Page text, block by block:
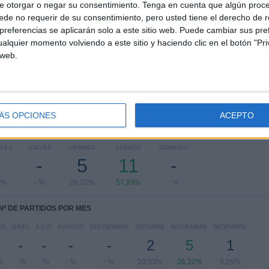
otorgar o negar su consentimiento. Tenga en cuenta que algún
no requerir de su consentimiento, pero usted tiene el derecho de
se aplicarán solo a este sitio web. Puede cambiar sus
momento volviendo a este sitio y haciendo clic en el botón
OPCIONES ACEPTO
RANKING POR COMPETICIONES
Liga Expansión MX 19 (100%)
Ver ranking completo
POR DÍA DE LA SEMANA
JUEVES
-
- %
VIERNES
5
26,32%
SÁBADO
11
57,89%
DOMINGO
-
- %
Nº DE PARTIDOS POR MES
JUNIO
-
- %
JULIO
-
- %
AGOSTO
-
- %
SEPTIEMBRE
-
- %
OCTUBRE
2
10,53%
NOVIEMBRE
5
26,32%
DICIEMBRE
1
5,26%